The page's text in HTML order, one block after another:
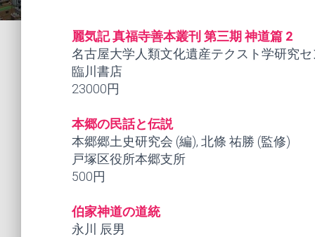
麗気記 真福寺善本叢刊 第三期 神道篇 2
名古屋大学人類文化遺産テクスト学研究
臨川書店
23000円
本郷の民話と伝説
本郷郷土史研究会 (編), 北條 祐勝 (監修)
戸塚区役所本郷支所
500円
伯家神道の道統
永川 辰男